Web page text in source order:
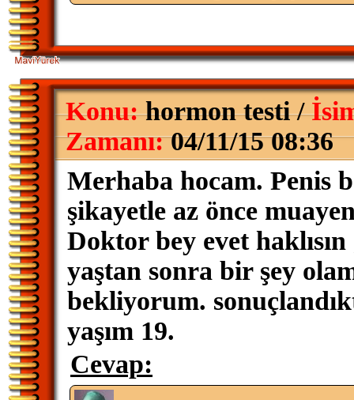
Konu:hormon testi /
Zamanı:04/11/15 08:36
Merhaba hocam. Penis
şikayetle az önce
Doktor bey evet
yaştan sonra bir şey
bekliyorum.
yaşım 19.
Cevap: